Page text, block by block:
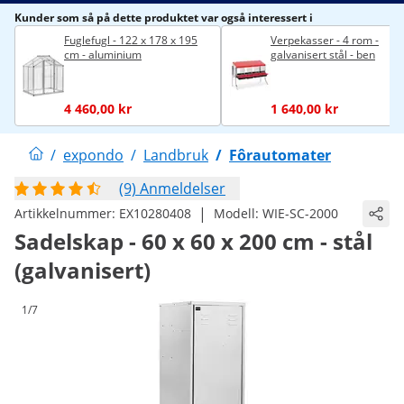
Kunder som så på dette produktet var også interessert i
Fuglefugl - 122 x 178 x 195
cm - aluminium
4 460,00 kr
Verpekasser - 4 rom -
galvanisert stål - ben
1 640,00 kr
/ expondo / Landbruk / Fôrautomater
(9) Anmeldelser
Artikkelnummer: EX10280408 | Modell: WIE-SC-2000
Sadelskap - 60 x 60 x 200 cm - stål
(galvanisert)
1/7